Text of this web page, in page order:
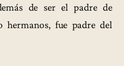
de ser el padre de
hermanos, fue padre del